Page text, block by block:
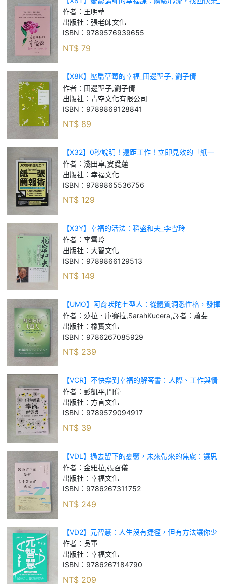
王明華
作者： 王明華
出版社： 張老師文化
ISBN： 9789576939655
NT$ 79
【X8K】壓扁草莓的幸福_田邊聖子, 劉子倩
作者： 田邊聖子,劉子倩
出版社： 青空文化有限公司
ISBN： 9789869128841
NT$ 89
【X32】0秒說明！遠距工作！立即見效的「紙一
張」簡報術： Work From Home的「無聲達標」簡
報聖經_淺田卓, 婁愛蓮
作者： 淺田卓,婁愛蓮
出版社： 幸福文化
ISBN： 9789865536756
NT$ 129
【X3Y】幸福的活法：稻盛和夫_李雪玲
作者： 李雪玲
出版社： 大智文化
ISBN： 9789866129513
NT$ 149
【UMO】阿育吠陀七型人：從體質洞悉性格，發揮
個人優勢，開創平衡的幸福人生_莎拉．庫賽拉,
Sarah Kucera, 譯者：蕭斐
作者： 莎拉．庫賽拉,SarahKucera,譯者：蕭斐
出版社： 橡實文化
ISBN： 9786267085929
NT$ 239
【VCR】不快樂到幸福的解答書：人際、工作與情
感……可以這樣拆解，那樣取捨_彭凱平, 閆偉
作者： 彭凱平,閆偉
出版社： 方言文化
ISBN： 9789579094917
NT$ 39
【VDL】過去留下的憂鬱，未來帶來的焦慮：讓思
緒定焦「當下的我」，練習不比較、不猜測的心靈
肌肉鍛鍊指南_金雅拉, 張召儀
作者： 金雅拉,張召儀
出版社： 幸福文化
ISBN： 9786267311752
NT$ 249
【VD2】元智慧：人生沒有捷徑，但有方法讓你少
走彎路！(百萬暢銷作者吳軍的人生啟迪重磅新作)_
吳軍
作者： 吳軍
出版社： 幸福文化
ISBN： 9786267184790
NT$ 209